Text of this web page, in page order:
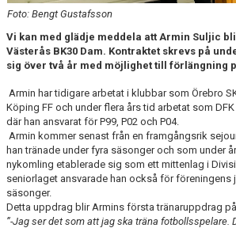
Foto: Bengt Gustafsson
Vi kan med glädje meddela att Armin Suljic
Västerås BK30 Dam. Kontraktet skrevs på
sig över två år med möjlighet till förlängning
Armin har tidigare arbetat i klubbar som Örebro
Köping FF och under flera års tid arbetat som
där han ansvarat för P99, P02 och P04.
Armin kommer senast från en framgångsrik
han tränade under fyra säsonger och som under
nykomling etablerade sig som ett mittenlag i
seniorlaget ansvarade han också för föreningens
säsonger.
Detta uppdrag blir Armins första tränaruppdrag
”-Jag ser det som att jag ska träna fotbollsspelare.